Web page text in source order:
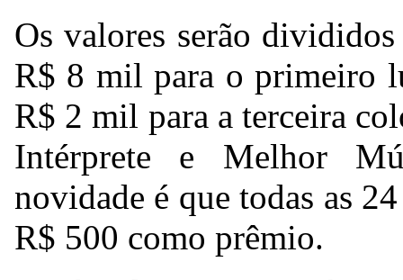
Os valores serão
R$ 8 mil para o primeiro
R$ 2 mil para a terceira
Intérprete e Melhor
novidade é que todas as
R$ 500 como prêmio.